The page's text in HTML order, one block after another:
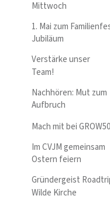
Mittwoch
1. Mai zum
Jubiläum
Verstärke unser
Team!
Nachhören: Mut zum
Aufbruch
Mach mit bei
Im CVJM gemeinsam
Ostern feiern
Gründergeist
Wilde Kirche